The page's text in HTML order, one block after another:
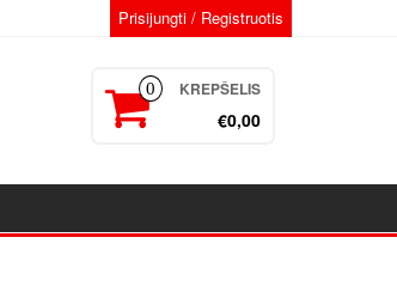
Prisijungti / Registruotis
0 KREPŠELIS
€0,00